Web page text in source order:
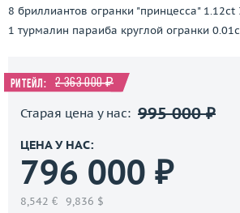
8 бриллиантов огранки "принцесса"
1 турмалин параиба круглой огранки
Ритейл: 2 363 000 ₽
Старая цена у нас: 995 000 ₽
ЦЕНА У НАС:
796 000 ₽
8,542 € 9,836 $